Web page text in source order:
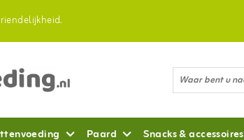
Paard Snacks & accessoires